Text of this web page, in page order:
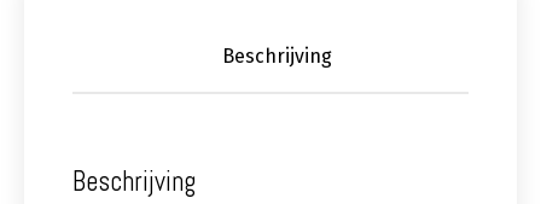
Beschrijving
Beschrijving